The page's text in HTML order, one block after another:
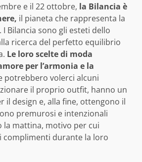
e il 22 ottobre, la Bilancia è
il pianeta che rappresenta la
I Bilancia sono gli esteti dello
ricerca del perfetto equilibrio
Le loro scelte di moda
per l’armonia e la
potrebbero volerci alcuni
il proprio outfit, hanno un
il design e, alla fine, ottengono il
premurosi e intenzionali
la mattina, motivo per cui
complimenti durante la loro